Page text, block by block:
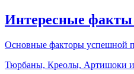
Интересные факты
Основные факторы успешной
Тюрбаны, Креолы, Артишоки и